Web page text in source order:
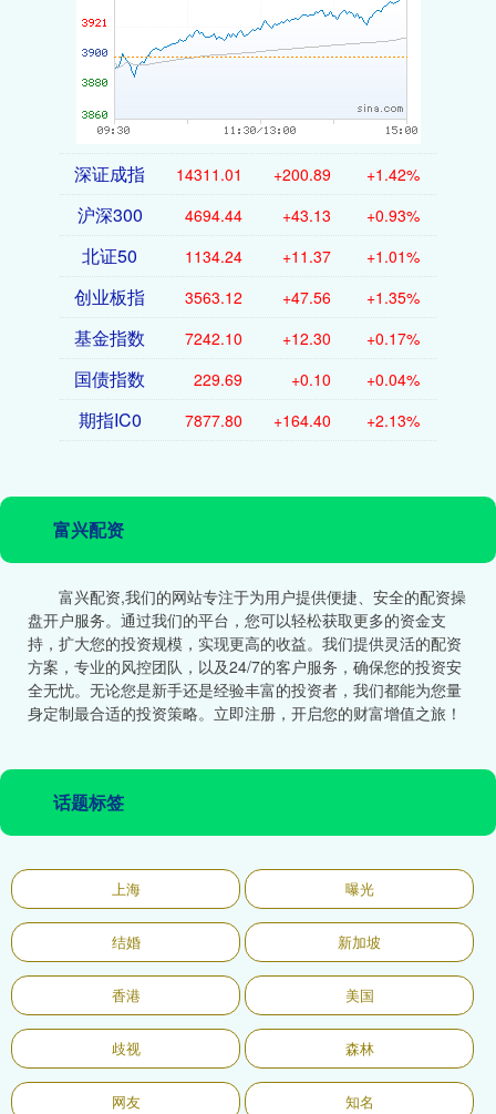
深证成指 14311.01 +200.89 +1.42%
沪深300 4694.44 +43.13 +0.93%
北证50 1134.24 +11.37 +1.01%
创业板指 3563.12 +47.56 +1.35%
基金指数 7242.10 +12.30 +0.17%
国债指数 229.69 +0.10 +0.04%
期指IC0 7877.80 +164.40 +2.13%
富兴配资
富兴配资,我们的网站专注于为用户提供便捷、安全的配资操
盘开户服务。通过我们的平台，您可以轻松获取更多的资金支
持，扩大您的投资规模，实现更高的收益。我们提供灵活的配资
方案，专业的风控团队，以及24/7的客户服务，确保您的投资安
全无忧。无论您是新手还是经验丰富的投资者，我们都能为您量
身定制最合适的投资策略。立即注册，开启您的财富增值之旅！
话题标签
上海 曝光
结婚 新加坡
香港 美国
歧视 森林
网友 知名